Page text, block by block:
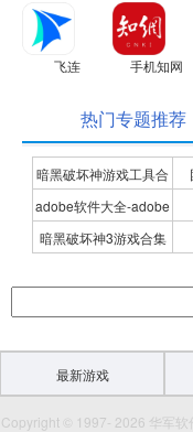
飞连 手机知网
热门专题推荐
暗黑破坏神游戏工具合
集
adobe软件大全-adobe
全系列软件下载-adobe
暗黑破坏神3游戏合集
最新游戏
Copyright © 1997- 2026 华军